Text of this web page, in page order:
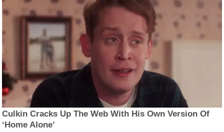
Culkin Cracks Up The Web With His Own Version Of
‘Home Alone’